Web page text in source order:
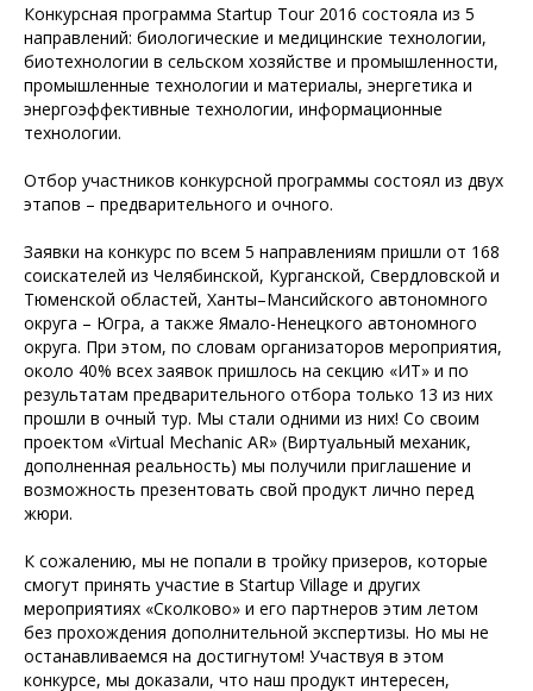
Конкурсная программа Startup Tour 2016 состояла из 5
направлений: биологические и медицинские технологии,
биотехнологии в сельском хозяйстве и промышленности,
промышленные технологии и материалы, энергетика и
энергоэффективные технологии, информационные
технологии.
Отбор участников конкурсной программы состоял из двух
этапов – предварительного и очного.
Заявки на конкурс по всем 5 направлениям пришли от 168
соискателей из Челябинской, Курганской, Свердловской и
Тюменской областей, Ханты–Мансийского автономного
округа – Югра, а также Ямало-Ненецкого автономного
округа. При этом, по словам организаторов мероприятия,
около 40% всех заявок пришлось на секцию «ИТ» и по
результатам предварительного отбора только 13 из них
прошли в очный тур. Мы стали одними из них! Со своим
проектом «Virtual Mechanic AR» (Виртуальный механик,
дополненная реальность) мы получили приглашение и
возможность презентовать свой продукт лично перед
жюри.
К сожалению, мы не попали в тройку призеров, которые
смогут принять участие в Startup Village и других
мероприятиях «Сколково» и его партнеров этим летом
без прохождения дополнительной экспертизы. Но мы не
останавливаемся на достигнутом! Участвуя в этом
конкурсе, мы доказали, что наш продукт интересен,